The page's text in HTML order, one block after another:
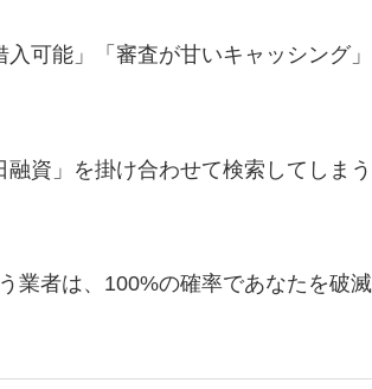
可能」「審査が甘いキャッシング」
資」を掛け合わせて検索してしまう
業者は、100%の確率であなたを破滅